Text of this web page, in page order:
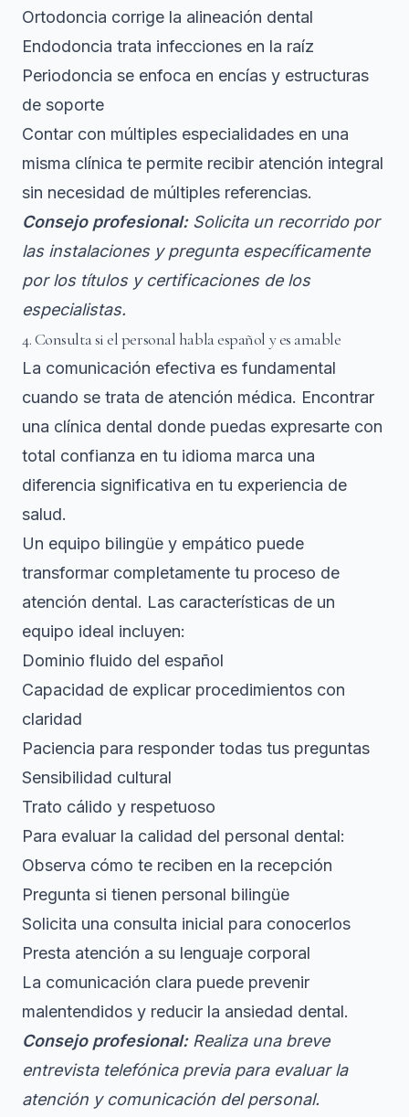
Ortodoncia corrige la alineación dental
Endodoncia trata infecciones en la raíz
Periodoncia se enfoca en encías y estructuras
de soporte
Contar con múltiples especialidades en una
misma clínica te permite recibir atención integral
sin necesidad de múltiples referencias.
Consejo profesional: Solicita un recorrido por
las instalaciones y pregunta específicamente
por los títulos y certificaciones de los
especialistas.
4. Consulta si el personal habla español y es amable
La comunicación efectiva es fundamental
cuando se trata de atención médica. Encontrar
una clínica dental donde puedas expresarte con
total confianza en tu idioma marca una
diferencia significativa en tu experiencia de
salud.
Un equipo bilingüe y empático puede
transformar completamente tu proceso de
atención dental. Las características de un
equipo ideal incluyen:
Dominio fluido del español
Capacidad de explicar procedimientos con
claridad
Paciencia para responder todas tus preguntas
Sensibilidad cultural
Trato cálido y respetuoso
Para evaluar la calidad del personal dental:
Observa cómo te reciben en la recepción
Pregunta si tienen personal bilingüe
Solicita una consulta inicial para conocerlos
Presta atención a su lenguaje corporal
La comunicación clara puede prevenir
malentendidos y reducir la ansiedad dental.
Consejo profesional: Realiza una breve
entrevista telefónica previa para evaluar la
atención y comunicación del personal.